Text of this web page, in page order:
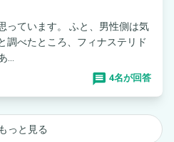
ふと、男性側は気
調べたところ、フィナステリド
4名が回答
もっと見る